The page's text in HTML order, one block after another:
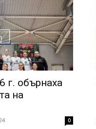
г. обърнаха
на
0